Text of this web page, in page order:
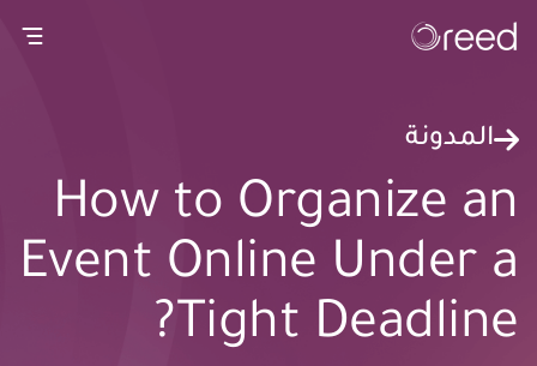
المدونة
How to Organize an
Event Online Under a
Tight Deadline?